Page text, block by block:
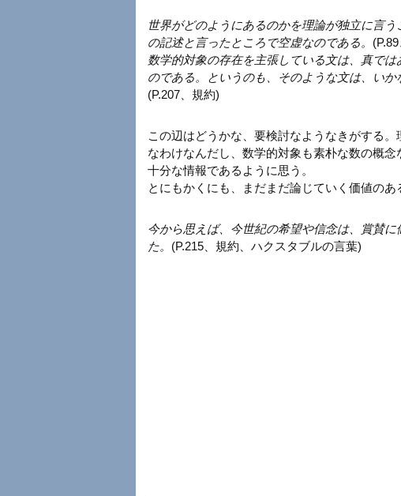
世界がどのようにあるのかを理論が独立に言
の記述と言ったところで空虚なのである。
数学的対象の存在を主張している文は、真で
のである。というのも、そのような文は、いか
(P.207、規約)
この辺はどうかな、要検討なようなきがする
なわけなんだし、数学的対象も素朴な数の概
十分な情報であるように思う。
とにもかくにも、まだまだ論じていく価値のあ
今から思えば、今世紀の希望や信念は、賞賛
た。 (P.215、規約、ハクスタブルの言葉)